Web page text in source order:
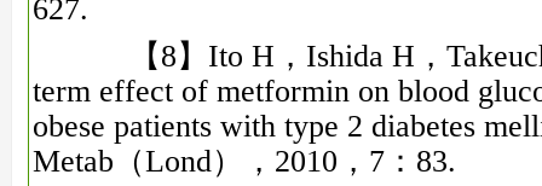
627.
【8】Ito H，Ishida H，
term effect of metformin on blood
obese patients with type 2 diabetes
Metab（Lond），2010，7：83.